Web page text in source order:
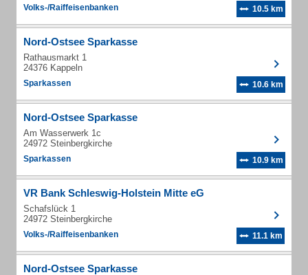
Volks-/Raiffeisenbanken 10.5 km
Nord-Ostsee Sparkasse
Rathausmarkt 1
24376 Kappeln
Sparkassen 10.6 km
Nord-Ostsee Sparkasse
Am Wasserwerk 1c
24972 Steinbergkirche
Sparkassen 10.9 km
VR Bank Schleswig-Holstein Mitte eG
Schafslück 1
24972 Steinbergkirche
Volks-/Raiffeisenbanken 11.1 km
Nord-Ostsee Sparkasse